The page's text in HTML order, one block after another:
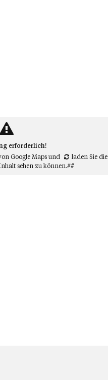
erforderlich!
Google Mapsund
laden Sie die
sehen zu können.##